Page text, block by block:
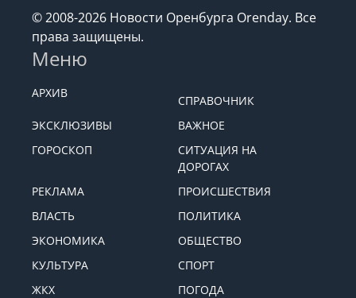
© 2008-2026 Новости Оренбурга Orenday. Все
права защищены.
Меню
АРХИВ
СПРАВОЧНИК
ЭКСКЛЮЗИВЫ
ВАЖНОЕ
ГОРОСКОП
СИТУАЦИЯ НА
ДОРОГАХ
РЕКЛАМА
ПРОИСШЕСТВИЯ
ВЛАСТЬ
ПОЛИТИКА
ЭКОНОМИКА
ОБЩЕСТВО
КУЛЬТУРА
СПОРТ
ЖКХ
ПОГОДА